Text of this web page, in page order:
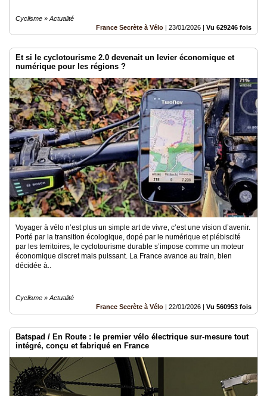
Cyclisme » Actualité
France Secrète à Vélo | 23/01/2026 | Vu 629246 fois
Et si le cyclotourisme 2.0 devenait un levier économique et
numérique pour les régions ?
Voyager à vélo n’est plus un simple art de vivre, c’est une vision d’avenir.
Porté par la transition écologique, dopé par le numérique et plébiscité
par les territoires, le cyclotourisme durable s’impose comme un moteur
économique discret mais puissant. La France avance au train, bien
décidée à..
Cyclisme » Actualité
France Secrète à Vélo | 22/01/2026 | Vu 560953 fois
Batspad / En Route : le premier vélo électrique sur-mesure tout
intégré, conçu et fabriqué en France